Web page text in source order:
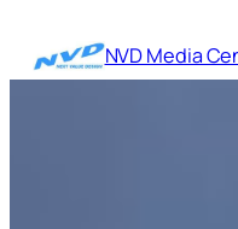
を
NVD Media